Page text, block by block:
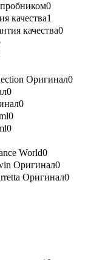
0
качества1
качества0
Оригинал0
0
0
0
0
World0
Оригинал0
Оригинал0